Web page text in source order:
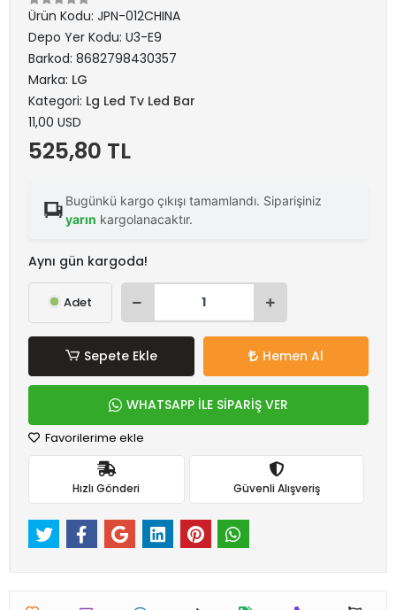
Ürün Kodu: JPN-012CHINA
Depo Yer Kodu: U3-E9
Barkod: 8682798430357
Marka: LG
Kategori: Lg Led Tv Led Bar
11,00 USD
525,80 TL
Bugünkü kargo çıkışı tamamlandı. Siparişiniz
yarın kargolanacaktır.
Aynı gün kargoda!
Adet
Sepete Ekle Hemen Al
WHATSAPP İLE SİPARİŞ VER
Favorilerime ekle
Hızlı Gönderi Güvenli Alışveriş